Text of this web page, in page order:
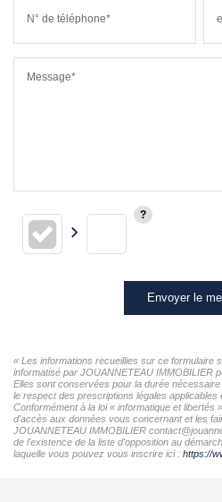
N° de téléphone*
Message*
Envoyer le
« Les informations recueillies sur ce formulaire
informatisé par JOUANNETEAU IMMOBILIER
Elles sont conservées pour la durée
le respect des prescriptions légales
Conformément à la loi « informatique et
d'accès aux données vous concernant et les
JOUANNETEAU IMMOBILIER
de l'existence de la liste d'opposition au
laquelle vous pouvez vous inscrire ici : https://